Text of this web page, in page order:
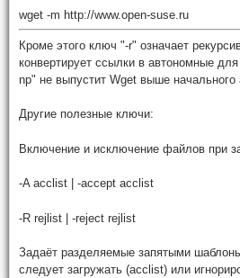
wget -m http://www.open-suse.ru
Кроме этого ключ "-r" означает
конвертирует ссылки в автономные
np" не выпустит Wget выше начального
Другие полезные ключи:
Включение и исключение файлов при
-A acclist | -accept acclist
-R rejlist | -reject rejlist
Задаёт разделяемые запятыми
следует загружать (acclist) или